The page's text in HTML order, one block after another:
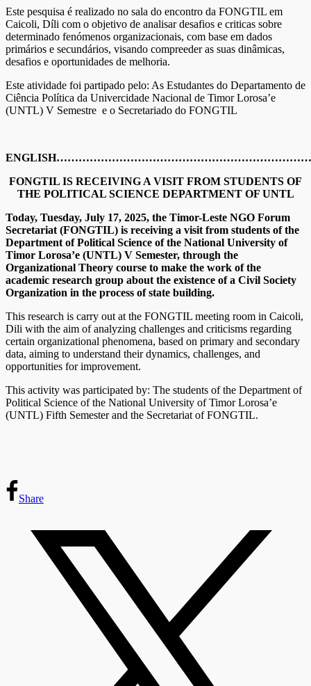
Este pesquisa é realizado no sala do encontro da FONGTIL em
Caicoli, Díli com o objetivo de analisar desafios e criticas sobre
determinado fenómenos organizacionais, com base em dados
primários e secundários, visando compreeder as suas dinâmicas,
desafios e oportunidades de melhoria.
Este atividade foi partipado pelo: As Estudantes do Departamento de
Ciência Política da Univercidade Nacional de Timor Lorosa’e
(UNTL) V Semestre e o Secretariado do FONGTIL
FONGTIL IS RECEIVING A VISIT FROM STUDENTS OF
THE POLITICAL SCIENCE DEPARTMENT OF UNTL
Today, Tuesday, July 17, 2025, the Timor-Leste NGO Forum
Secretariat (FONGTIL) is receiving a visit from students of the
Department of Political Science of the National University of
Timor Lorosa’e (UNTL) V Semester, through the
Organizational Theory course to make the work of the
academic research group about the existence of a Civil Society
Organization in the process of state building.
This research is carry out at the FONGTIL meeting room in Caicoli,
Dili with the aim of analyzing challenges and criticisms regarding
certain organizational phenomena, based on primary and secondary
data, aiming to understand their dynamics, challenges, and
opportunities for improvement.
This activity was participated by: The students of the Department of
Political Science of the National University of Timor Lorosa’e
(UNTL) Fifth Semester and the Secretariat of FONGTIL.
Share